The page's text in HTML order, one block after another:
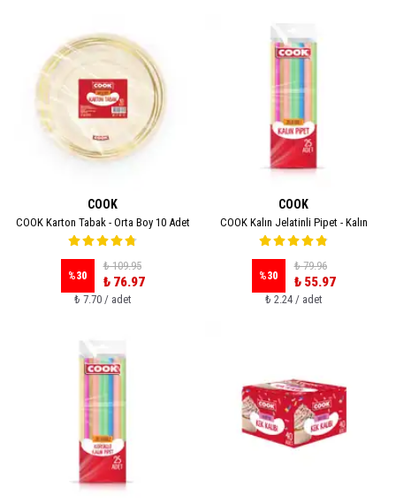
COOK
COOK Karton Tabak - Orta Boy 10 Adet
%30
₺ 109.95
₺ 76.97
₺ 7.70 / adet
COOK
COOK Kalın Jelatinli Pipet - Kalın
%30
₺ 79.96
₺ 55.97
₺ 2.24 / adet